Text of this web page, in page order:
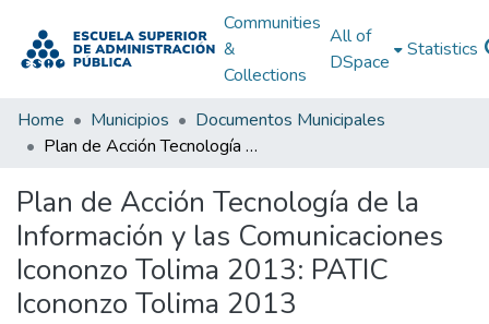
Communities
&
Collections
All of
DSpace
Statistics
Home Municipios
Documentos Municipales
Plan de Acción Tecnología de la Información y las Comunicaciones Icononzo Tolima 2013: PATIC Icononzo Tolima 2013
Plan de Acción Tecnología de la
Información y las Comunicaciones
Icononzo Tolima 2013: PATIC
Icononzo Tolima 2013